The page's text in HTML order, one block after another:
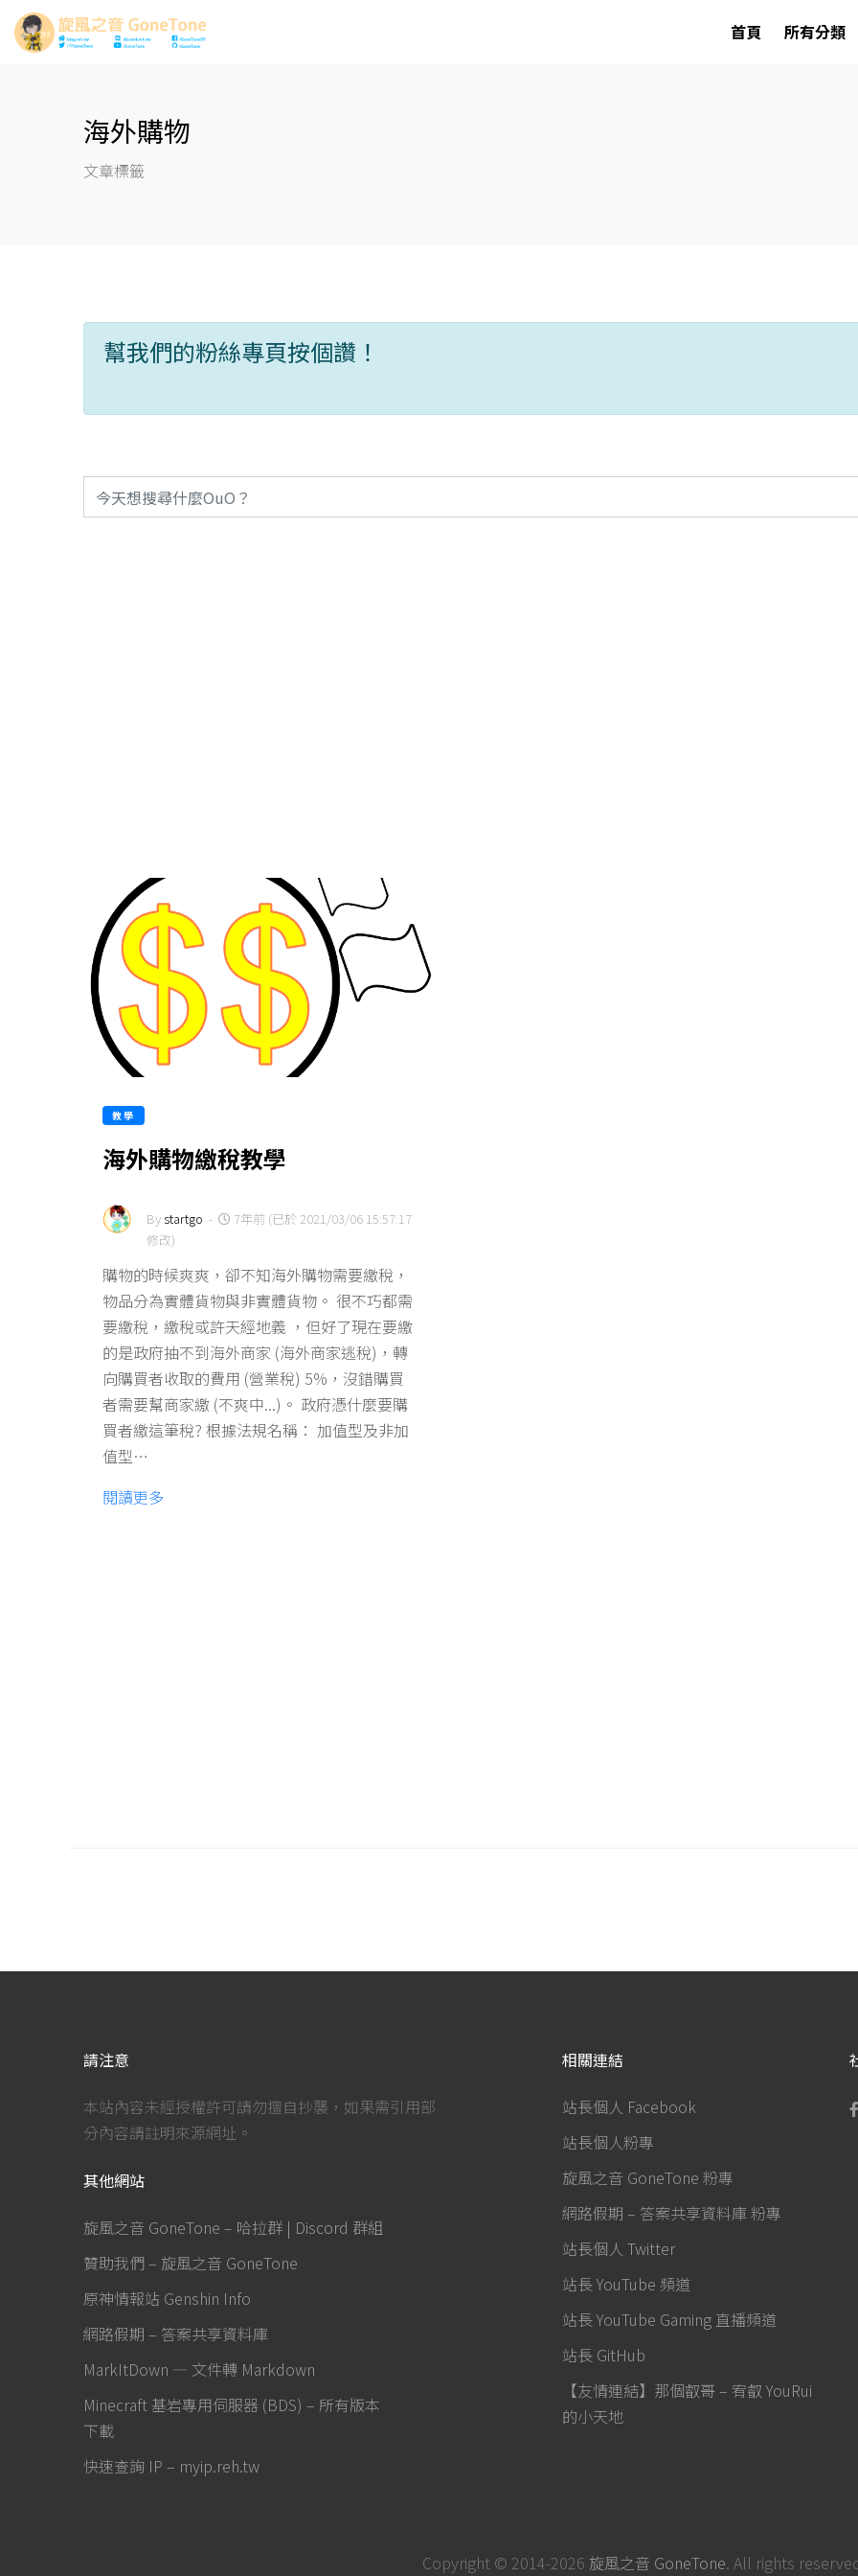
首頁 所有分類
海外購物
文章標籤
幫我們的粉絲專頁按個讚！
教學
海外購物繳稅教學
By startgo -
7年前 (已於 2021/03/06 15:57:17
修改)
購物的時候爽爽，卻不知海外購物需要繳稅，
物品分為實體貨物與非實體貨物。 很不巧都需
要繳稅，繳稅或許天經地義 ，但好了現在要繳
的是政府抽不到海外商家 (海外商家逃稅)，轉
向購買者收取的費用 (營業稅) 5%，沒錯購買
者需要幫商家繳 (不爽中...)。 政府憑什麼要購
買者繳這筆稅? 根據法規名稱： 加值型及非加
值型…
閱讀更多
請注意
本站內容未經授權許可請勿擅自抄襲，如果需引用部
分內容請註明來源網址。
其他網站
旋風之音 GoneTone – 哈拉群 | Discord 群組
贊助我們 – 旋風之音 GoneTone
原神情報站 Genshin Info
網路假期 – 答案共享資料庫
MarkItDown — 文件轉 Markdown
Minecraft 基岩專用伺服器 (BDS) – 所有版本
下載
快速查詢 IP – myip.reh.tw
相關連結
站長個人 Facebook
站長個人粉專
旋風之音 GoneTone 粉專
網路假期 – 答案共享資料庫 粉專
站長個人 Twitter
站長 YouTube 頻道
站長 YouTube Gaming 直播頻道
站長 GitHub
【友情連結】那個叡哥 – 宥叡 YouRui
的小天地
Copyright © 2014-2026 旋風之音 GoneTone. All rights